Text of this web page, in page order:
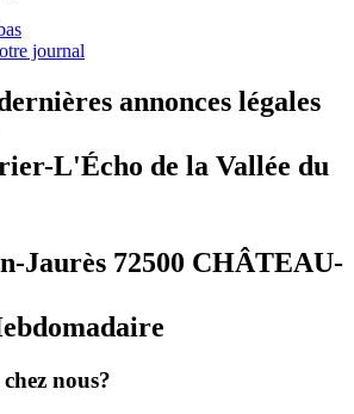
journal
annonces légales
L'Écho de la Vallée du
Jaurès 72500 CHÂTEAU-
nous?